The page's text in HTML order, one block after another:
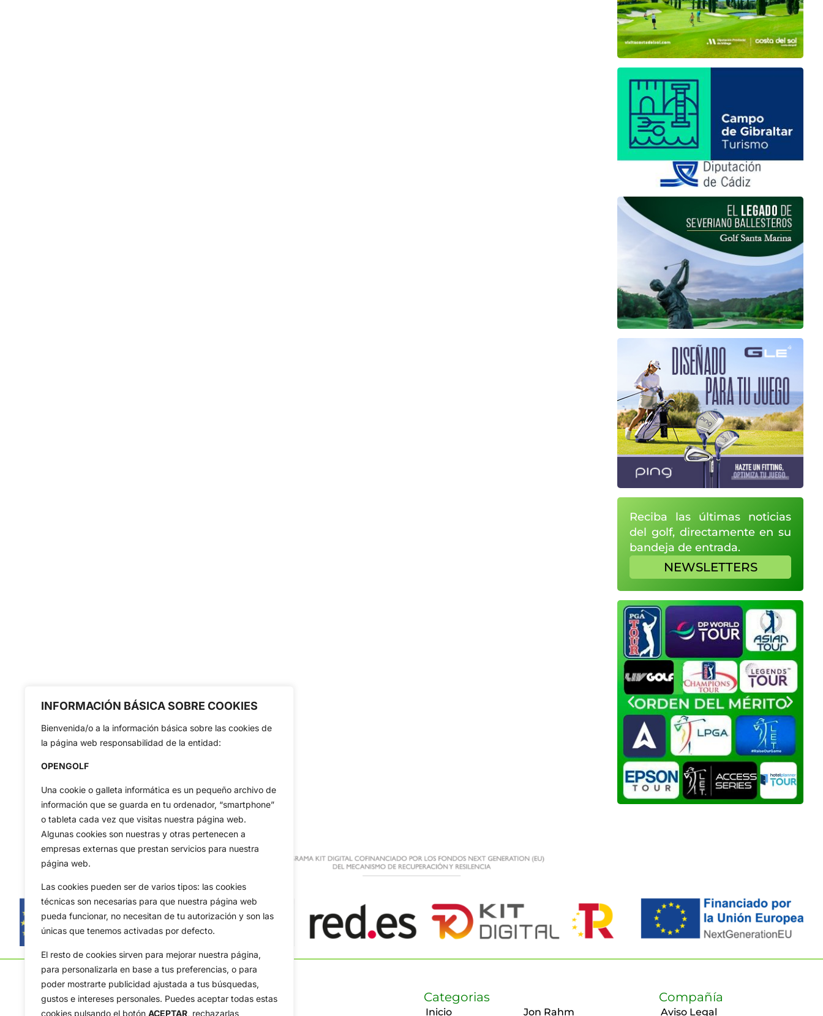
INFORMACIÓN BÁSICA SOBRE COOKIES
Bienvenida/o a la información básica sobre las cookies de
la página web responsabilidad de la entidad:
OPENGOLF
Una cookie o galleta informática es un pequeño archivo de
información que se guarda en tu ordenador, “smartphone”
o tableta cada vez que visitas nuestra página web.
Algunas cookies son nuestras y otras pertenecen a
empresas externas que prestan servicios para nuestra
página web.
Las cookies pueden ser de varios tipos: las cookies
técnicas son necesarias para que nuestra página web
pueda funcionar, no necesitan de tu autorización y son las
únicas que tenemos activadas por defecto.
El resto de cookies sirven para mejorar nuestra página,
para personalizarla en base a tus preferencias, o para
poder mostrarte publicidad ajustada a tus búsquedas,
gustos e intereses personales. Puedes aceptar todas estas
cookies pulsando el botón ACEPTAR, rechazarlas
Reciba las últimas noticias
del golf, directamente en su
bandeja de entrada.
NEWSLETTERS
Categorias
Inicio Jon Rahm
Compañía
Aviso Legal